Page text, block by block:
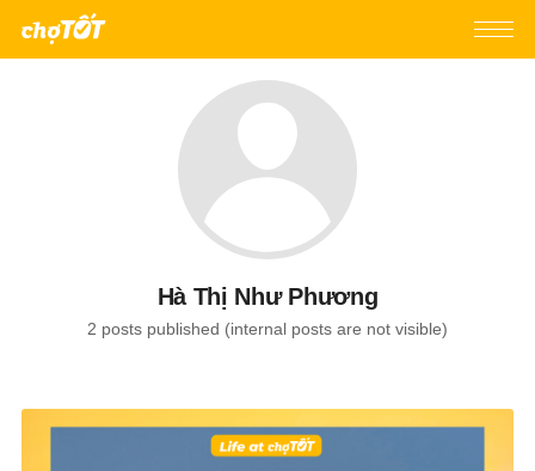
Hà Thị Như Phương
2 posts published (internal posts are not visible)